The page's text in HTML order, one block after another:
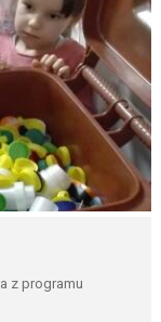
z programu